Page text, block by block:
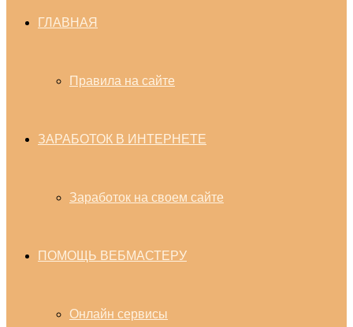
ГЛАВНАЯ
Правила на сайте
ЗАРАБОТОК В ИНТЕРНЕТЕ
Заработок на своем сайте
ПОМОЩЬ ВЕБМАСТЕРУ
Онлайн сервисы